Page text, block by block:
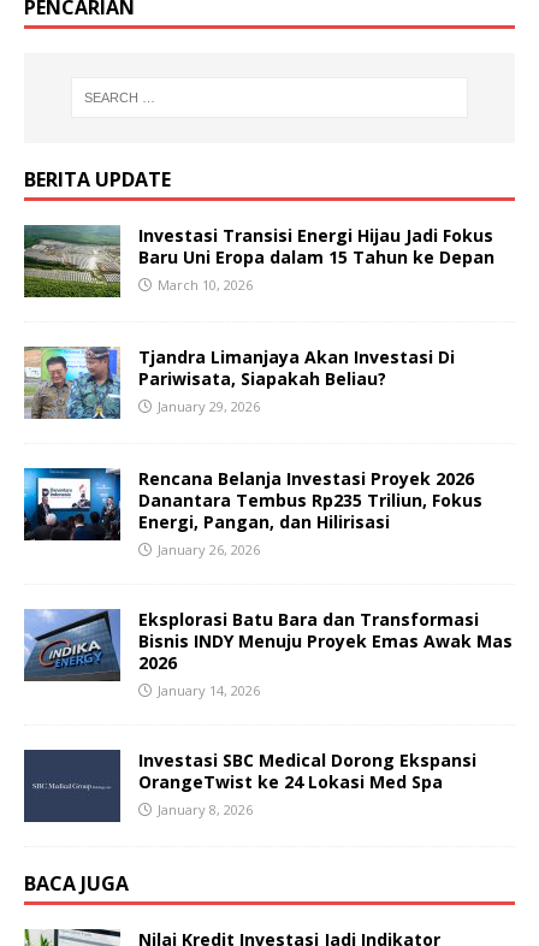
PENCARIAN
BERITA UPDATE
Investasi Transisi Energi Hijau Jadi Fokus
Baru Uni Eropa dalam 15 Tahun ke Depan
March 10, 2026
Tjandra Limanjaya Akan Investasi Di
Pariwisata, Siapakah Beliau?
January 29, 2026
Rencana Belanja Investasi Proyek 2026
Danantara Tembus Rp235 Triliun, Fokus
Energi, Pangan, dan Hilirisasi
January 26, 2026
Eksplorasi Batu Bara dan Transformasi
Bisnis INDY Menuju Proyek Emas Awak Mas
2026
January 14, 2026
Investasi SBC Medical Dorong Ekspansi
OrangeTwist ke 24 Lokasi Med Spa
January 8, 2026
BACA JUGA
Nilai Kredit Investasi Jadi Indikator